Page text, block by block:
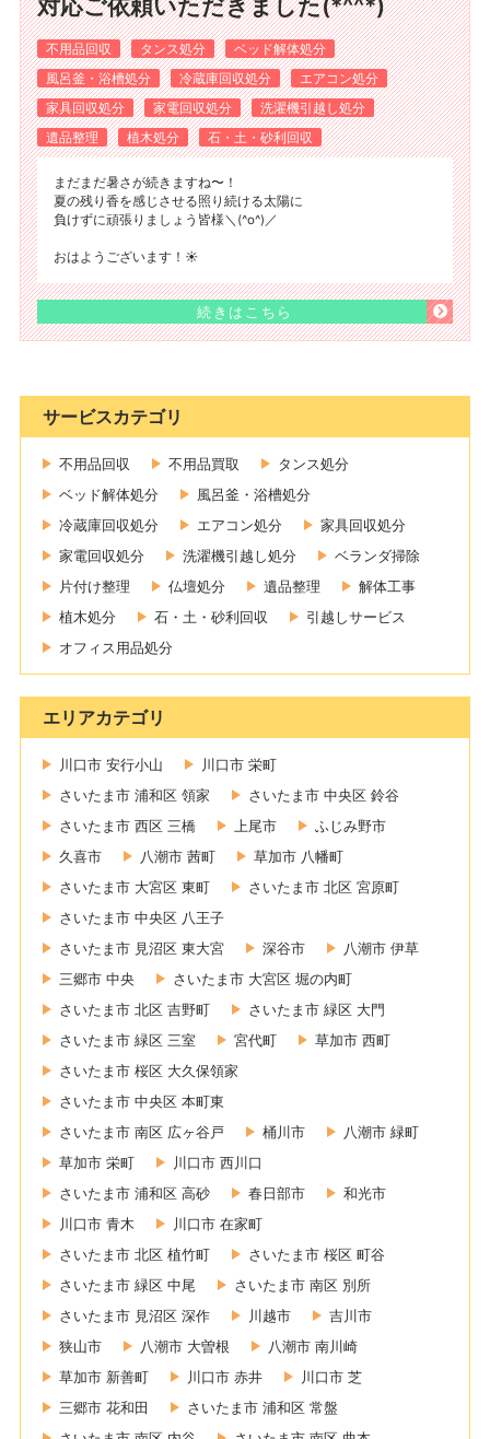
対応ご依頼いただきました(*^^*)
不用品回収 タンス処分
ベッド解体処分
風呂釜・浴槽処分
冷蔵庫回収処分
エアコン処分
家具回収処分
家電回収処分
洗濯機引越し処分
遺品整理
植木処分 石・土・砂利回収
まだまだ暑さが続きますね〜！
夏の残り香を感じさせる照り続ける太陽に
負けずに頑張りましょう皆様＼(^o^)／
おはようございます！☀️
続きはこちら
サービスカテゴリ
不用品回収 不用品買取
タンス処分
ベッド解体処分
風呂釜・浴槽処分
冷蔵庫回収処分
エアコン処分
家具回収処分
家電回収処分
洗濯機引越し処分
ベランダ掃除
片付け整理
仏壇処分 遺品整理
解体工事
植木処分
石・土・砂利回収
引越しサービス
オフィス用品処分
エリアカテゴリ
川口市 安行小山
川口市 栄町
さいたま市 浦和区 領家
さいたま市 中央区 鈴谷
さいたま市 西区 三橋
上尾市
ふじみ野市
久喜市
八潮市 茜町
草加市 八幡町
さいたま市 大宮区 東町
さいたま市 北区 宮原町
さいたま市 中央区 八王子
さいたま市 見沼区 東大宮
深谷市
八潮市 伊草
三郷市 中央
さいたま市 大宮区 堀の内町
さいたま市 北区 吉野町
さいたま市 緑区 大門
さいたま市 緑区 三室
宮代町
草加市 西町
さいたま市 桜区 大久保領家
さいたま市 中央区 本町東
さいたま市 南区 広ヶ谷戸
桶川市
八潮市 緑町
草加市 栄町
川口市 西川口
さいたま市 浦和区 高砂
春日部市
和光市
川口市 青木
川口市 在家町
さいたま市 北区 植竹町
さいたま市 桜区 町谷
さいたま市 緑区 中尾
さいたま市 南区 別所
さいたま市 見沼区 深作
川越市
吉川市
狭山市
八潮市 大曽根
八潮市 南川崎
草加市 新善町
川口市 赤井
川口市 芝
三郷市 花和田
さいたま市 浦和区 常盤